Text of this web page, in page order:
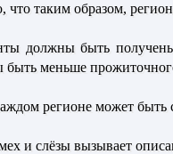
что таким образом,
должны быть
меньше
регионе может быть
и слёзы вызывает